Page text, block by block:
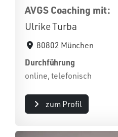
AVGS Coaching mit:
Ulrike Turba
80802 München
Durchführung
online, telefonisch
zum Profil